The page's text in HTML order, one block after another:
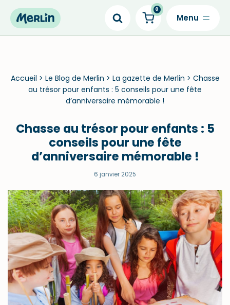
Skip
0
Accueil > Le Blog de Merlin > La gazette de Merlin > Chasse
au trésor pour enfants : 5 conseils pour une fête
d’anniversaire mémorable !
Chasse au trésor pour enfants : 5
conseils pour une fête
d’anniversaire mémorable !
6 janvier 2025